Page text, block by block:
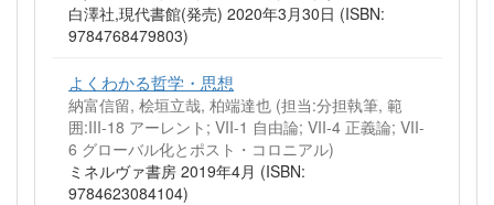
白澤社,現代書館(発売) 2020年3月30日 (ISBN:
9784768479803)
よくわかる哲学・思想
納富信留, 桧垣立哉, 柏端達也 (担当:分担執筆, 範
囲:III-18 アーレント; VII-1 自由論; VII-4 正義論; VII-
6 グローバル化とポスト・コロニアル)
ミネルヴァ書房 2019年4月 (ISBN:
9784623084104)